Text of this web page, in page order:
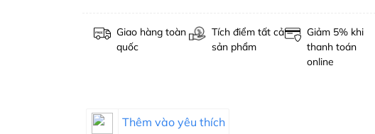
Giao hàng toàn
quốc
Tích điểm tất cả
sản phẩm
Giảm 5% khi
thanh toán
online
Thêm vào yêu thích